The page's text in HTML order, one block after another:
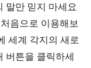
말만 믿지 마세요
음으로 이용해보
세계 각지의 새로
버튼을 클릭하세